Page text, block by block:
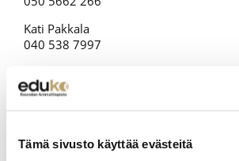
Tämä sivusto käyttää evästeitä
Kati Pakkala
040 538 7997
VARUSTAMO | EKAMI